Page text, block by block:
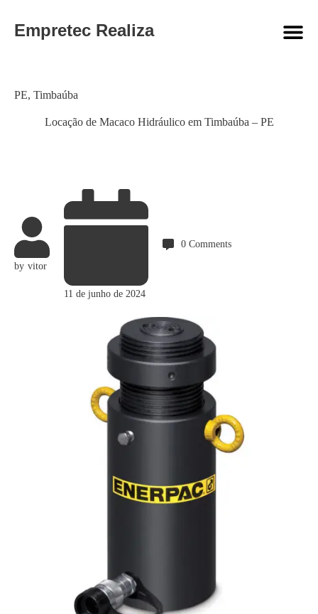
Empretec Realiza
Locação de Macaco Hidráulico em Timbaúba – PE
Category
PE, Timbaúba
by vitor
11 de junho de 2024
0 Comments